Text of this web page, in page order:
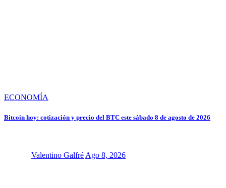
ECONOMÍA
Bitcoin hoy: cotización y precio del BTC este sábado 8 de agosto de 2026
Valentino Galfré Ago 8, 2026